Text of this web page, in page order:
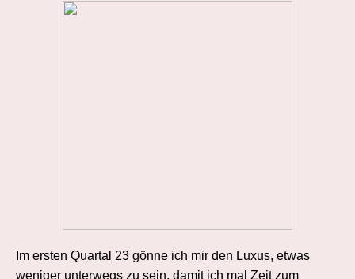
Im ersten Quartal 23 gönne ich mir den Luxus, etwas
weniger unterwegs zu sein, damit ich mal Zeit zum